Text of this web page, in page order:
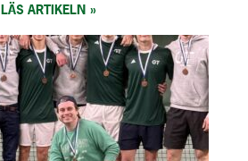
LÄS ARTIKELN